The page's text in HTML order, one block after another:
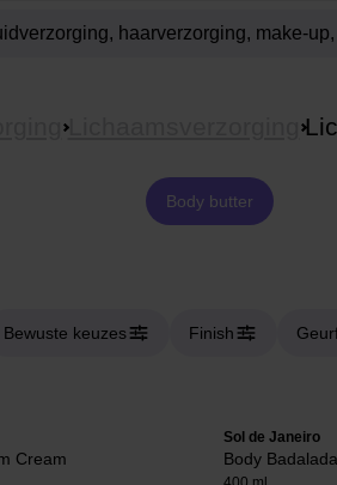
Lichaamsverzorging
Body butter
Bewuste keuzes Finish
Cream
Sol de Janeiro
Body Badalada